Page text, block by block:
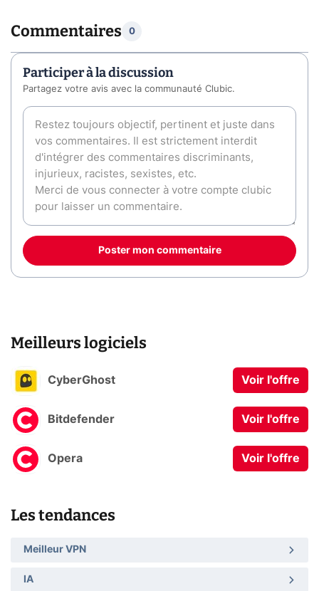
Commentaires 0
Participer à la discussion
Partagez votre avis avec la communauté Clubic.
Poster mon commentaire
Meilleurs logiciels
CyberGhost Voir l'offre
Bitdefender Voir l'offre
Opera Voir l'offre
Les tendances
Meilleur VPN
IA